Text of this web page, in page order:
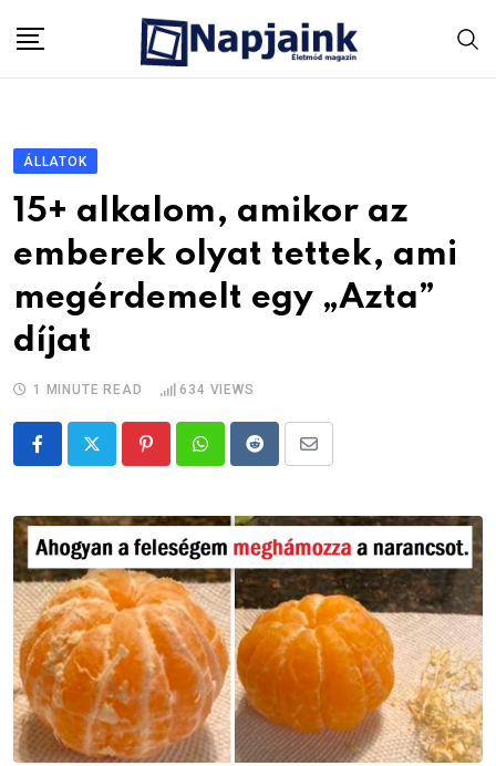
ÁLLATOK
15+ alkalom, amikor az
emberek olyat tettek, ami
megérdemelt egy „Azta”
díjat
1 MINUTE READ 634 VIEWS
PinterestWhatsappRedditShare
Email